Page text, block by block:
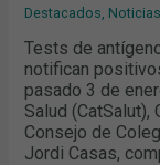
Destacados,
Tests de
notifican
pasado 3 de
Salud
Consejo de
Jordi Casas,